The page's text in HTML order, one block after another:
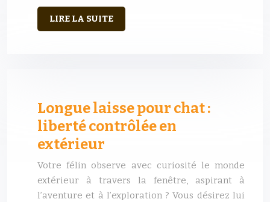
LIRE LA SUITE
Longue laisse pour chat :
liberté contrôlée en
extérieur
Votre félin observe avec curiosité le monde
extérieur à travers la fenêtre, aspirant à
l’aventure et à l’exploration ? Vous désirez lui